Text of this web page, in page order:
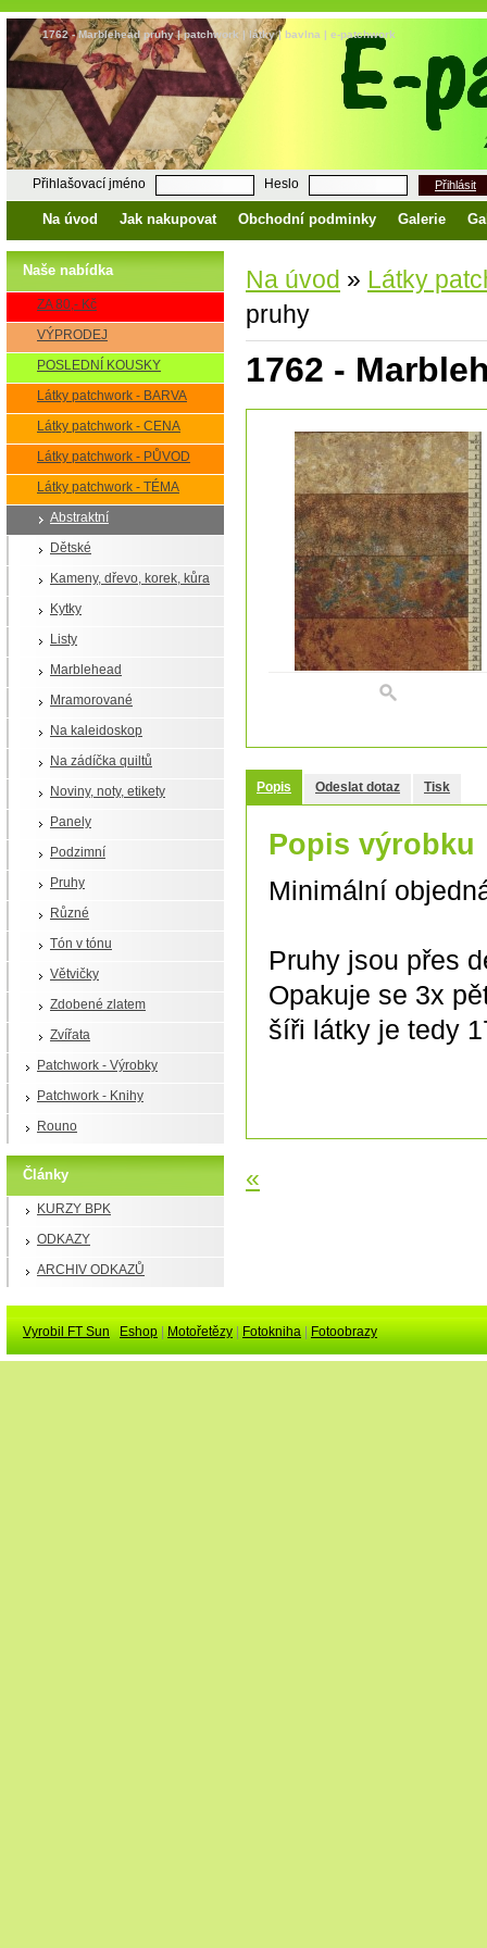
1762 - Marblehead pruhy | patchwork | látky | bavlna | e-patchwork
Přihlašovací jméno Heslo Přihlásit
Na úvod Jak nakupovat Obchodní podminky Galerie
Naše nabídka
ZA 80,- Kč
VÝPRODEJ
POSLEDNÍ KOUSKY
Látky patchwork - BARVA
Látky patchwork - CENA
Látky patchwork - PŮVOD
Látky patchwork - TÉMA
Abstraktní
Dětské
Kameny, dřevo, korek, kůra
Kytky
Listy
Marblehead
Mramorované
Na kaleidoskop
Na zádíčka quiltů
Noviny, noty, etikety
Panely
Podzimní
Pruhy
Různé
Tón v tónu
Větvičky
Zdobené zlatem
Zvířata
Patchwork - Výrobky
Patchwork - Knihy
Rouno
Články
KURZY BPK
ODKAZY
ARCHIV ODKAZŮ
Na úvod » Látky
pruhy
1762 -
Popis Odeslat dotaz Tisk
Popis výrobku
Minimální
Pruhy jsou přes
Opakuje se 3x
šíři látky je tedy
«
Vyrobil FT Sun Eshop Motořetězy Fotokniha Fotoobrazy